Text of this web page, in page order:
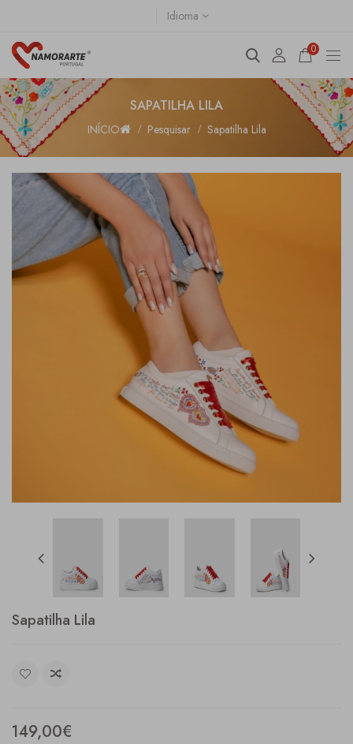
Idioma
0
SAPATILHA LILA
INÍCIO Pesquisar Sapatilha Lila
Sapatilha Lila
149,00€